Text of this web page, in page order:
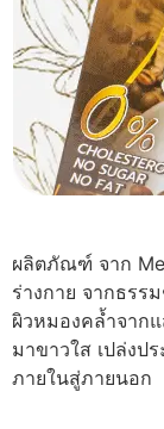
ผลิตภัณฑ์ จาก
ร่างกาย จากธร
ผิวหมองคล้ำจาก
มาขาวใส เปล่งป
ภายในสู่ภายนอก